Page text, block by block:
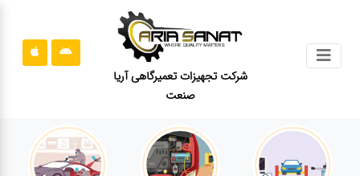
شرکت تجهیزات تعمیرگاهی آریا
صنعت
قوانین
سایت